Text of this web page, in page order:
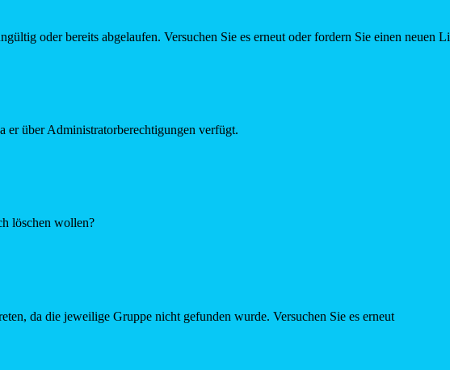
oder bereits abgelaufen. Versuchen Sie es erneut oder fordern Sie einen neuen
er über Administratorberechtigungen verfügt.
löschen wollen?
da die jeweilige Gruppe nicht gefunden wurde. Versuchen Sie es erneut